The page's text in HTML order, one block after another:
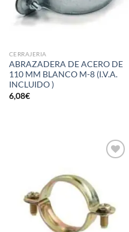
CERRAJERIA
ABRAZADERA DE ACERO DE
110 MM BLANCO M-8 (I.V.A.
INCLUIDO )
6,08€